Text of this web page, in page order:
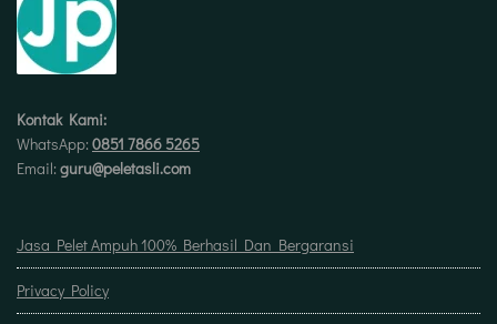
Kontak Kami:
WhatsApp: 0851 7866 5265
Email: guru@peletasli.com
Jasa Pelet Ampuh 100% Berhasil Dan Bergaransi
Privacy Policy